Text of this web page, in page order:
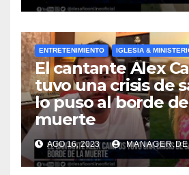
ENTRETENIMIENTO IGLESIA &
El cantante Alex
tuvo una crisis de
lo puso al borde
muerte
AGO 16, 2023